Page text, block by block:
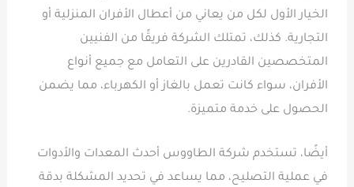
الخيار الأول لكل من يعاني من أعطال الأفران المنزلية أو
التجارية. كذلك، تمتلك الشركة فريقًا من الفنيين
المتخصصين القادرين على التعامل مع جميع أنواع
الأفران، سواء كانت تعمل بالغاز أو الكهرباء، مما يضمن
الحصول على خدمة متميزة.
أيضًا، تستخدم شركة الطاووس أحدث المعدات والأدوات
في عملية التصليح، مما يساعد في تحديد المشكلة بدقة